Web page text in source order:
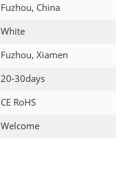
Fuzhou, China
White
Fuzhou, Xiamen
20-30days
CE RoHS
Welcome